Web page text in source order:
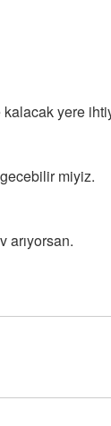
yere
miyiz.
arıyorsan.